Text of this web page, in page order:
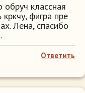
обруч классная
фигра пре
Лена, спасибо
Ответить